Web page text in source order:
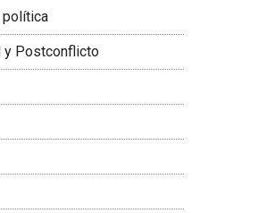
política
y Postconflicto